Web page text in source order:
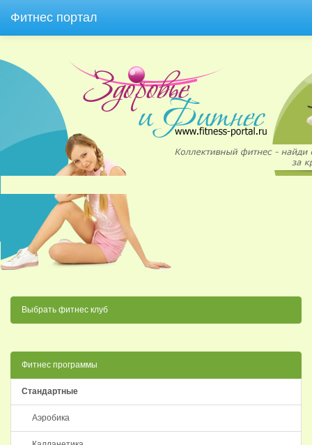
Фитнес портал
Выбрать фитнес клуб
Фитнес программы
Стандартные
Аэробика